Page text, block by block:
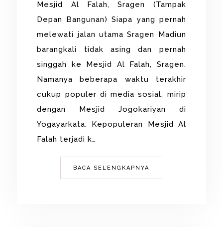
Mesjid Al Falah, Sragen (Tampak
Depan Bangunan) Siapa yang pernah
melewati jalan utama Sragen Madiun
barangkali tidak asing dan pernah
singgah ke Mesjid Al Falah, Sragen.
Namanya beberapa waktu terakhir
cukup populer di media sosial, mirip
dengan Mesjid Jogokariyan di
Yogayarkata. Kepopuleran Mesjid Al
Falah terjadi k…
BACA SELENGKAPNYA